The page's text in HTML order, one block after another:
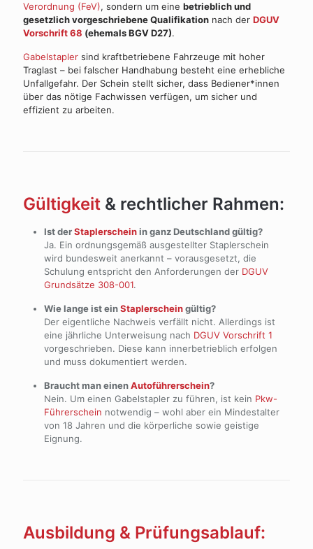
Verordnung (FeV), sondern um eine betrieblich und
gesetzlich vorgeschriebene Qualifikation nach der DGUV
Vorschrift 68 (ehemals BGV D27).
Gabelstapler sind kraftbetriebene Fahrzeuge mit hoher
Traglast – bei falscher Handhabung besteht eine erhebliche
Unfallgefahr. Der Schein stellt sicher, dass Bediener*innen
über das nötige Fachwissen verfügen, um sicher und
effizient zu arbeiten.
Gültigkeit & rechtlicher Rahmen:
Ist derStaplerscheinin ganz Deutschland gültig?
Ja. Ein ordnungsgemäß ausgestellter Staplerschein
wird bundesweit anerkannt – vorausgesetzt, die
Schulung entspricht den Anforderungen der DGUV
Grundsätze 308-001.
Wie lange ist einStaplerscheingültig?
Der eigentliche Nachweis verfällt nicht. Allerdings ist
eine jährliche Unterweisung nach DGUV Vorschrift 1
vorgeschrieben. Diese kann innerbetrieblich erfolgen
und muss dokumentiert werden.
Braucht man einenAutoführerschein?
Nein. Um einen Gabelstapler zu führen, ist kein Pkw-
Führerschein notwendig – wohl aber ein Mindestalter
von 18 Jahren und die körperliche sowie geistige
Eignung.
Ausbildung & Prüfungsablauf: